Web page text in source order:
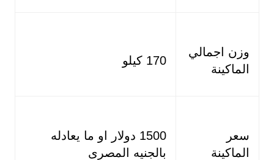
وزن اجمالي
الماكينة
170 كيلو
سعر
الماكينة
1500 دولار او ما يعادله
بالجنيه المصرى